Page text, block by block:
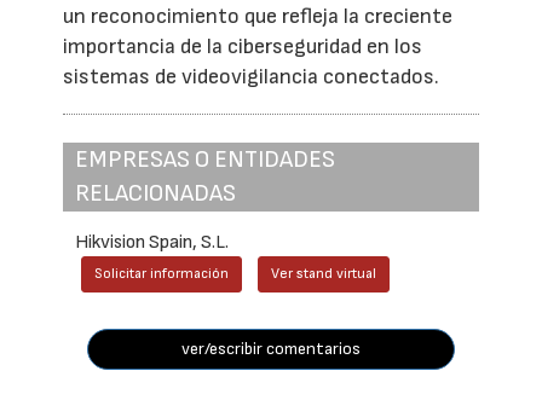
un reconocimiento que refleja la creciente
importancia de la ciberseguridad en los
sistemas de videovigilancia conectados.
EMPRESAS O ENTIDADES
RELACIONADAS
Hikvision Spain, S.L.
Solicitar información Ver stand virtual
ver/escribir comentarios